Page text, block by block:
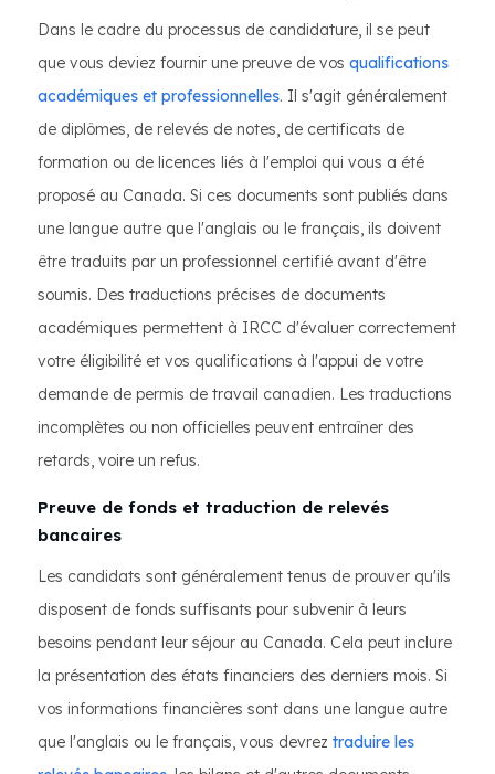
Dans le cadre du processus de candidature, il se peut
que vous deviez fournir une preuve de vos qualifications
académiques et professionnelles. Il s'agit généralement
de diplômes, de relevés de notes, de certificats de
formation ou de licences liés à l'emploi qui vous a été
proposé au Canada. Si ces documents sont publiés dans
une langue autre que l'anglais ou le français, ils doivent
être traduits par un professionnel certifié avant d'être
soumis. Des traductions précises de documents
académiques permettent à IRCC d'évaluer correctement
votre éligibilité et vos qualifications à l'appui de votre
demande de permis de travail canadien. Les traductions
incomplètes ou non officielles peuvent entraîner des
retards, voire un refus.
Preuve de fonds et traduction de relevés
bancaires
Les candidats sont généralement tenus de prouver qu'ils
disposent de fonds suffisants pour subvenir à leurs
besoins pendant leur séjour au Canada. Cela peut inclure
la présentation des états financiers des derniers mois. Si
vos informations financières sont dans une langue autre
que l'anglais ou le français, vous devrez traduire les